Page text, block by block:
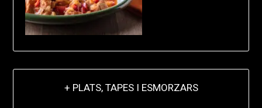
+ PLATS, TAPES I ESMORZARS